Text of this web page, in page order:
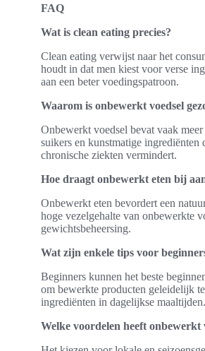
FAQ
Wat is clean eating precies?
Clean eating verwijst naar het
houdt in dat men kiest voor verse
aan een beter voedingspatroon.
Waarom is onbewerkt voedsel
Onbewerkt voedsel bevat vaak
suikers en kunstmatige ingrediënten
chronische ziekten vermindert.
Hoe draagt onbewerkt eten bij
Onbewerkt eten bevordert een
hoge vezelgehalte van onbewerkte
gewichtsbeheersing.
Wat zijn enkele tips voor
Beginners kunnen het beste
om bewerkte producten geleidelijk
ingrediënten in dagelijkse maaltijden.
Welke voordelen heeft onbewerkt